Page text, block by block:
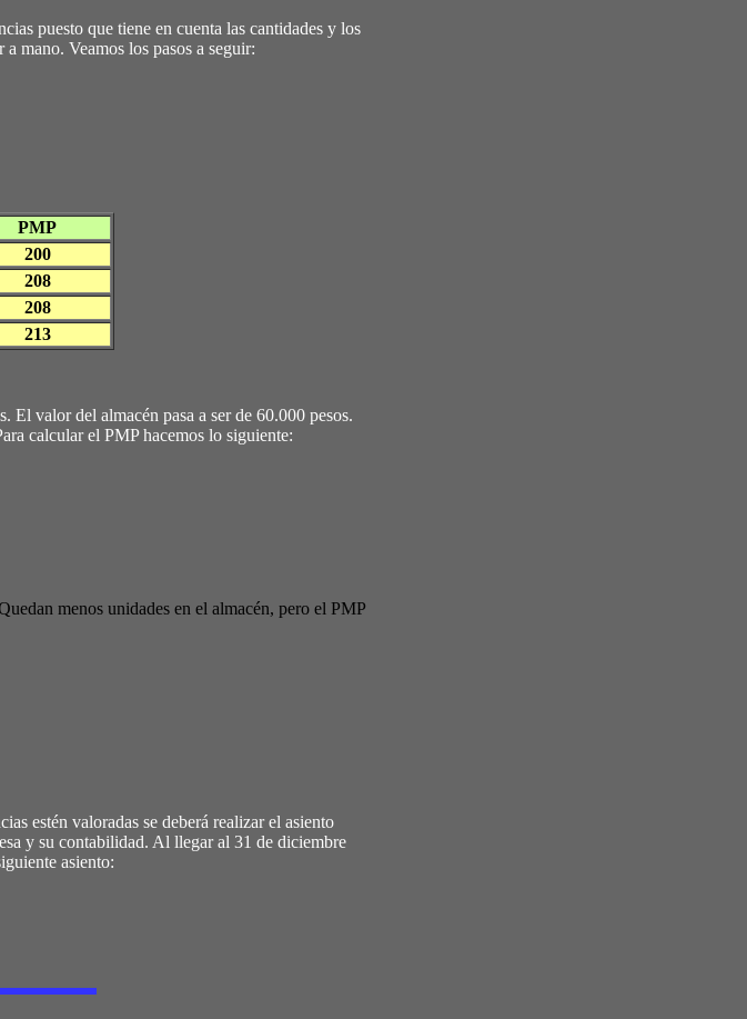
puesto que tiene en cuenta las cantidades y los
mano. Veamos los pasos a seguir:
PMP
200
208
208
213
El valor del almacén pasa a ser de 60.000 pesos.
calcular el PMP hacemos lo siguiente:
menos unidades en el almacén, pero el PMP
estén valoradas se deberá realizar el asiento
y su contabilidad. Al llegar al 31 de diciembre
asiento: